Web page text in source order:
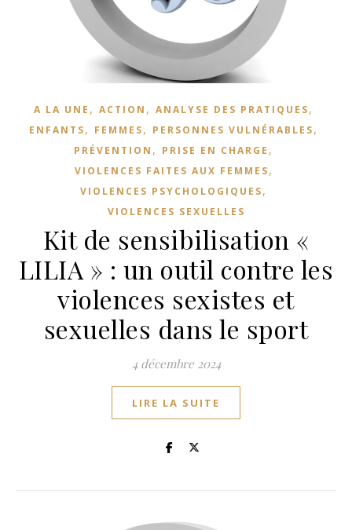
A LA UNE , ACTION , ANALYSE DES PRATIQUES,
ENFANTS, FEMMES, PERSONNES VULNÉRABLES,
PRÉVENTION , PRISE EN CHARGE ,
VIOLENCES FAITES AUX FEMMES,
VIOLENCES PSYCHOLOGIQUES,
VIOLENCES SEXUELLES
Kit de sensibilisation «
LILIA » : un outil contre les
violences sexistes et
sexuelles dans le sport
4 décembre 2024
LIRE LA SUITE